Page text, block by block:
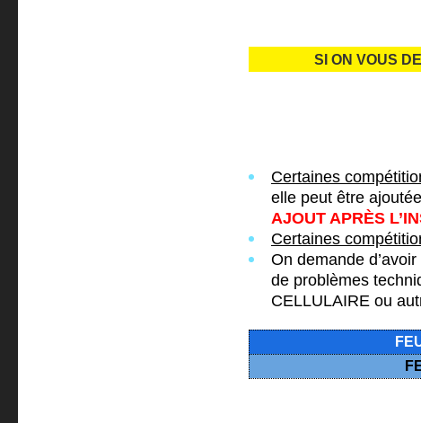
SI ON VOUS
Certaines
elle peut être
AJOUT APRÈS
Certaines
On demande d’avoir
de problèmes
CELLULAIRE ou